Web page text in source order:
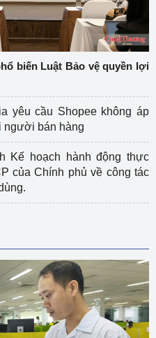
biến Luật Bảo vệ quyền lợi
yêu cầu Shopee không áp
người bán hàng
Kế hoạch hành động thực
của Chính phủ về công tác